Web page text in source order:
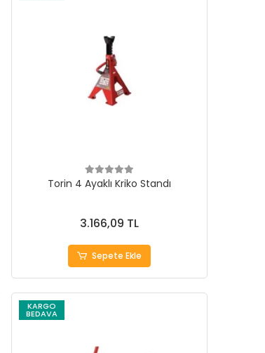
Torin 4 Ayaklı Kriko Standı
3.166,09 TL
Sepete Ekle
KARGO
BEDAVA